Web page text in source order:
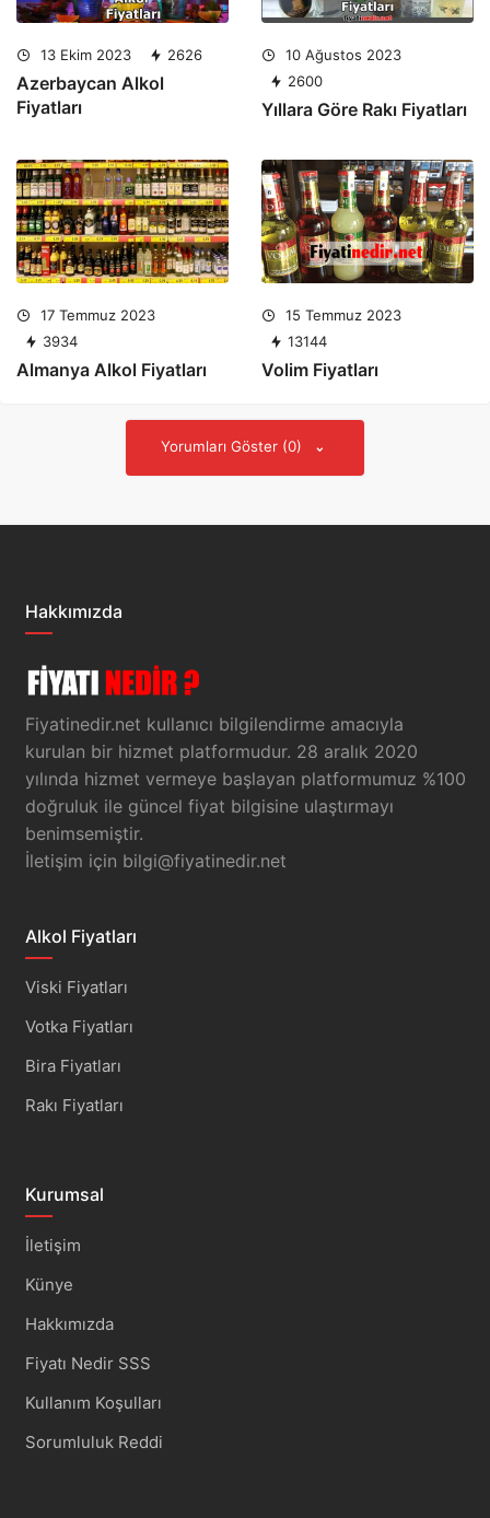
13 Ekim 2023 2626
Azerbaycan Alkol
Fiyatları
10 Ağustos 2023
2600
Yıllara Göre Rakı Fiyatları
17 Temmuz 2023
3934
Almanya Alkol Fiyatları
15 Temmuz 2023
13144
Volim Fiyatları
Yorumları Göster (0)
Hakkımızda
Fiyatinedir.net kullanıcı bilgilendirme amacıyla
kurulan bir hizmet platformudur. 28 aralık 2020
yılında hizmet vermeye başlayan platformumuz %100
doğruluk ile güncel fiyat bilgisine ulaştırmayı
benimsemiştir.
İletişim için bilgi@fiyatinedir.net
Alkol Fiyatları
Viski Fiyatları
Votka Fiyatları
Bira Fiyatları
Rakı Fiyatları
Kurumsal
İletişim
Künye
Hakkımızda
Fiyatı Nedir SSS
Kullanım Koşulları
Sorumluluk Reddi